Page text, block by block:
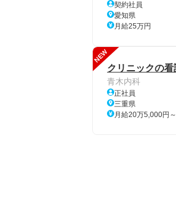
契約社員
愛知県
月給25万円
NEW
クリニックの
青木内科
正社員
三重県
月給20万5,000円